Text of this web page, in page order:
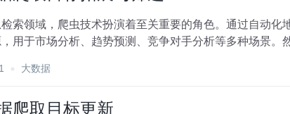
索领域，爬虫技术扮演着至关重要的角色。通过自动
用于市场分析、趋势预测、竞争对手分析等多种场景
大数据
爬取目标更新